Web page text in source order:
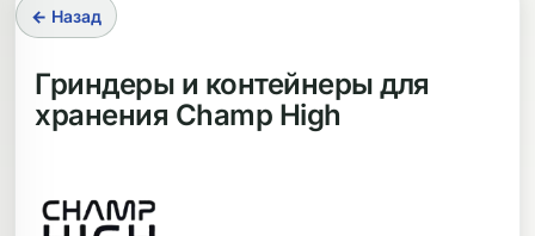
Бонги
с перколятором
бонги
← Назад
Гриндеры и контейнеры для
хранения Champ High